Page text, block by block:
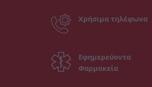
Χρήσιμα τηλέφωνα
Εφημερεύοντα
Φαρμακεία